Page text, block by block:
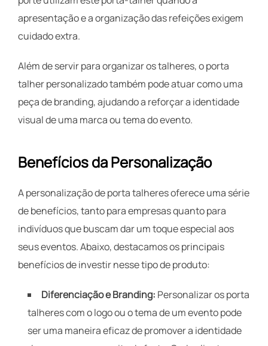
apresentação e a organização das refeições exigem
cuidado extra.
Além de servir para organizar os talheres, o porta
talher personalizado também pode atuar como uma
peça de branding, ajudando a reforçar a identidade
visual de uma marca ou tema do evento.
Benefícios da Personalização
A personalização de porta talheres oferece uma série
de benefícios, tanto para empresas quanto para
indivíduos que buscam dar um toque especial aos
seus eventos. Abaixo, destacamos os principais
benefícios de investir nesse tipo de produto:
Diferenciação e Branding: Personalizar os porta
talheres com o logo ou o tema de um evento pode
ser uma maneira eficaz de promover a identidade